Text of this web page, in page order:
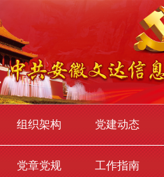
组织架构 党建动态
党章党规 工作指南